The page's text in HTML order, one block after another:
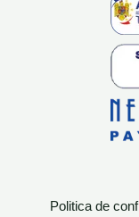
Politica de